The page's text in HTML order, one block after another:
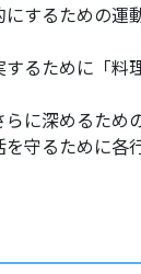
するための運
るために「料
に深めるため
守るために各